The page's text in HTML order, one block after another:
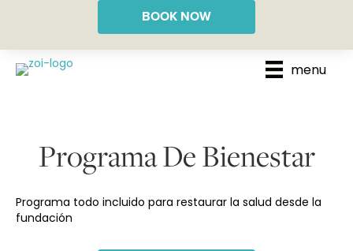
BOOK NOW
menu
Programa De Bienestar
Programa todo incluido para restaurar la salud desde la
fundación